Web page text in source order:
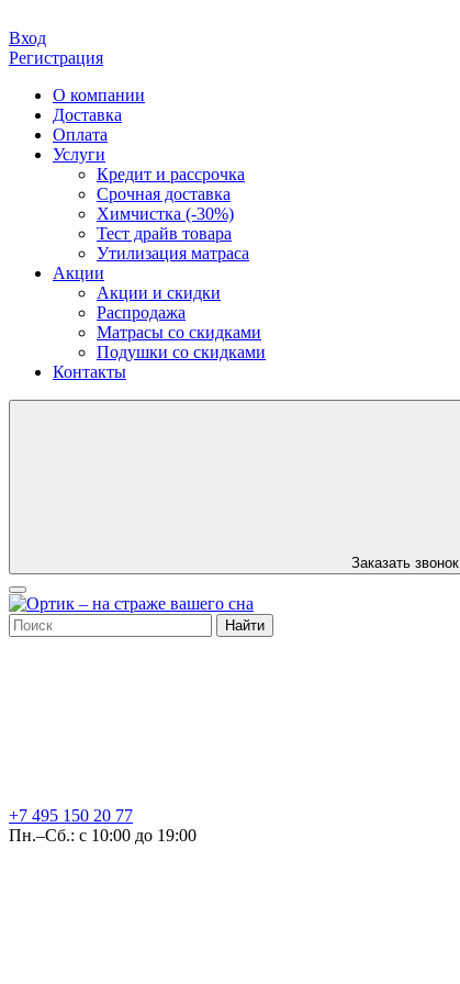
Вход
Регистрация
О компании
Доставка
Оплата
Услуги
Кредит и рассрочка
Срочная доставка
Химчистка (-30%)
Тест драйв товара
Утилизация матраса
Акции
Акции и скидки
Распродажа
Матрасы со скидками
Подушки со скидками
Контакты
Заказать звонок
Найти
+7 495 150 20 77
Пн.–Сб.: с 10:00 до 19:00